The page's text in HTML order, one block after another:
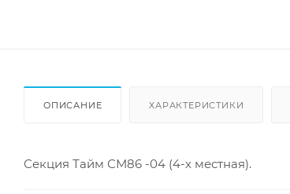
ОПИСАНИЕ ХАРАКТЕРИСТИКИ
Секция Тайм СМ86 -04 (4-х местная).